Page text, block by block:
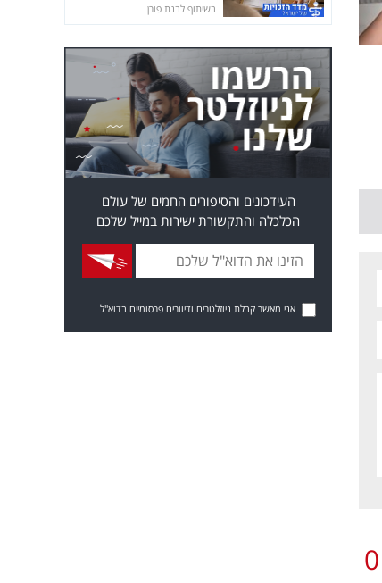
0
בשיתוף לבנת פורן
העידכונים והסיפורים החמים של עולם
הכלכלה והתקשורת ישירות במייל שלכם
אני מאשר קבלת ניוזלטרים ודיוורים פרסומיים בדוא"ל